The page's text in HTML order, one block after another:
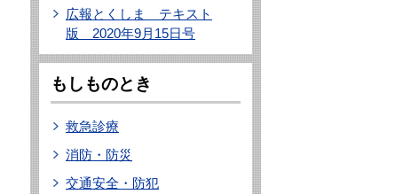
広報とくしま テキスト
版 2020年9月15日号
もしものとき
救急診療
消防・防災
交通安全・防犯